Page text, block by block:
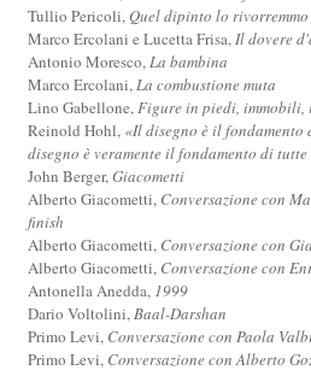
Tullio Pericoli,Quel dipinto lo
Marco Ercolani e Lucetta Frisa,Il dovere
Antonio Moresco,La bambina
Marco Ercolani,La combustione muta
Lino Gabellone,Figure in piedi, immobili,
Reinold Hohl, «Il disegno è il
disegno è veramente il fondamento di
John Berger,Giacometti
Alberto Giacometti, Conversazione con
finish
Alberto Giacometti, Conversazione con
Alberto Giacometti, Conversazione con
Antonella Anedda, 1999
Dario Voltolini,Baal-Darshan
Primo Levi, Conversazione con Paola
Primo Levi, Conversazione con Alberto